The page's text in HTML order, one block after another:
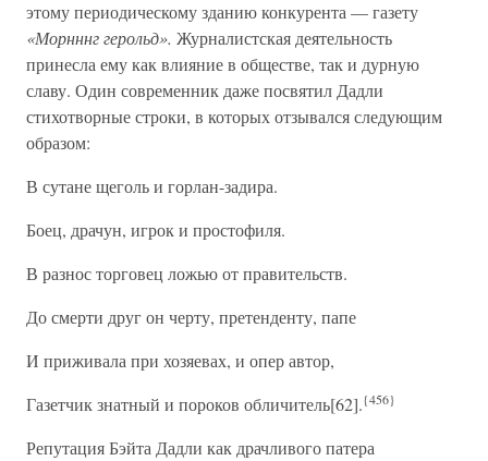
этому периодическому зданию конкурента — газету
«Морнннг герольд». Журналистская деятельность
принесла ему как влияние в обществе, так и дурную
славу. Один современник даже посвятил Дадли
стихотворные строки, в которых отзывался следующим
образом:
В сутане щеголь и горлан-задира.
Боец, драчун, игрок и простофиля.
В разнос торговец ложью от правительств.
До смерти друг он черту, претенденту, папе
И приживала при хозяевах, и опер автор,
Газетчик знатный и пороков обличитель[62].{456}
Репутация Бэйта Дадли как драчливого патера